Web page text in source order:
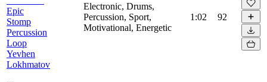
Epic
Stomp
Percussion
Loop
Yevhen
Lokhmatov
Electronic, Drums,
Percussion, Sport,
Motivational, Energetic
1:02 92